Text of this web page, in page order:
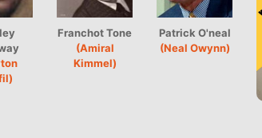
Franchot Tone
(Amiral
Kimmel)
Patrick O'neal
(Neal Owynn)